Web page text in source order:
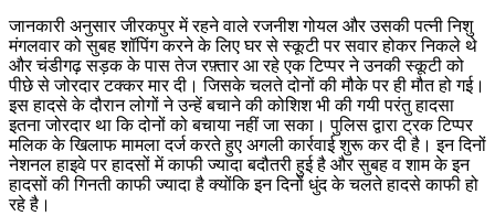
जानकारी अनुसार जीरकपुर में रहने वाले रजनीश गोयल और उसकी पत्नी निशु
मंगलवार को सुबह शॉपिंग करने के लिए घर से स्कूटी पर सवार होकर निकले थे
और चंडीगढ़ सड़क के पास तेज रफ़्तार आ रहे एक टिप्पर ने उनकी स्कूटी को
पीछे से जोरदार टक्कर मार दी। जिसके चलते दोनों की मौके पर ही मौत हो गई।
इस हादसे के दौरान लोगों ने उन्हें बचाने की कोशिश भी की गयी परंतु हादसा
इतना जोरदार था कि दोनों को बचाया नहीं जा सका। पुलिस द्वारा ट्रक टिप्पर
मलिक के खिलाफ मामला दर्ज करते हुए अगली कार्रवाई शुरू कर दी है। इन दिनों
नेशनल हाइवे पर हादसों में काफी ज्यादा बदौतरी हुई है और सुबह व शाम के इन
हादसों की गिनती काफी ज्यादा है क्योंकि इन दिनों धुंद के चलते हादसे काफी हो
रहे है।